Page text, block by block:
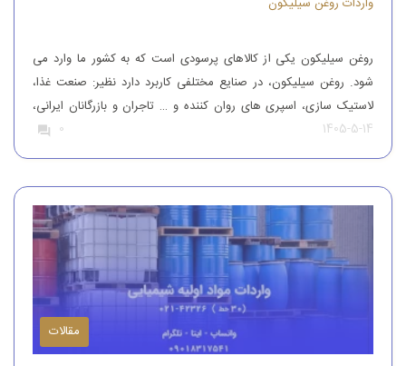
روغن سیلیکون یکی از کالاهای پرسودی است که به کشور ما وارد می
شود. روغن سیلیکون، در صنایع مختلفی کاربرد دارد نظیر: صنعت غذا،
لاستیک سازی، اسپری های روان کننده و … تاجران و بازرگانان ایرانی،
این محصول را از کشورهای همچون آلمان، ایتالیا، ترکیه و چین وارد
کشور می کنند تا بدین طریق نیاز […]
1405-5-14
0
مقالات